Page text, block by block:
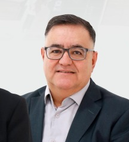
Clique para
baixar